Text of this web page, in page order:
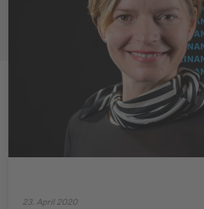
23. April 2020